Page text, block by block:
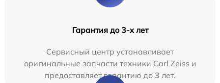
Гарантия до 3-х лет
Сервисный центр устанавливает
оригинальные запчасти техники Carl Zeiss и
предоставляет гарантию до 3 лет.